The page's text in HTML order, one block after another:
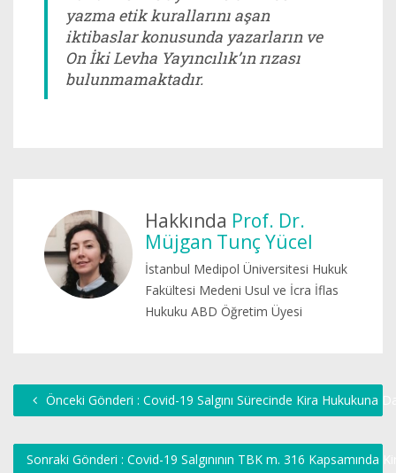
yazma etik kurallarını aşan
iktibaslar konusunda yazarların ve
On İki Levha Yayıncılık’ın rızası
bulunmamaktadır.
Hakkında Prof. Dr.
Müjgan Tunç Yücel
İstanbul Medipol Üniversitesi Hukuk
Fakültesi Medeni Usul ve İcra İflas
Hukuku ABD Öğretim Üyesi
Önceki Gönderi : Covid-19 Salgını Sürecinde Kira Hukukuna
Sonraki Gönderi : Covid-19 Salgınının TBK m. 316 Kapsamında